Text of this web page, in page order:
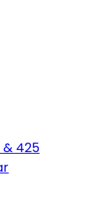
425